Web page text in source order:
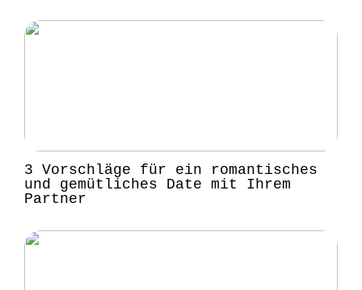
3 Vorschläge für ein romantisches
und gemütliches Date mit Ihrem
Partner